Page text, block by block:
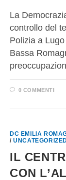
La
controllo del
Polizia a
Bassa
0 COMMENTI
DC EMILIA
/
IL
CON